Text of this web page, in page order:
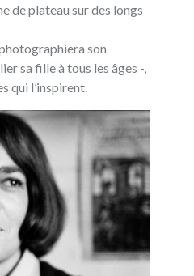
de plateau sur des longs
son
sa fille à tous les âges -,
qui l’inspirent.